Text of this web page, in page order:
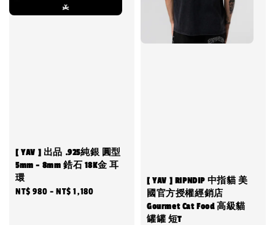
[ YAV ] 出品 .925純銀 圓型
5mm - 8mm 鋯石 18K金 耳
環
Regular
NT$ 980 -NT$ 1,180
[ YAV ] RIPNDIP 中指貓 美
國官方授權經銷店
Gourmet Cat Food 高級貓
罐罐 短T